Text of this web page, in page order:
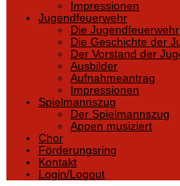
Impressionen
Jugendfeuerwehr
Die Jugendfeuerwehr
Die Geschichte der
Der Vorstand der
Ausbilder
Aufnahmeantrag
Impressionen
Spielmannszug
Der Spielmannszug
Appen musiziert
Chor
Förderungsring
Kontakt
Login/Logout